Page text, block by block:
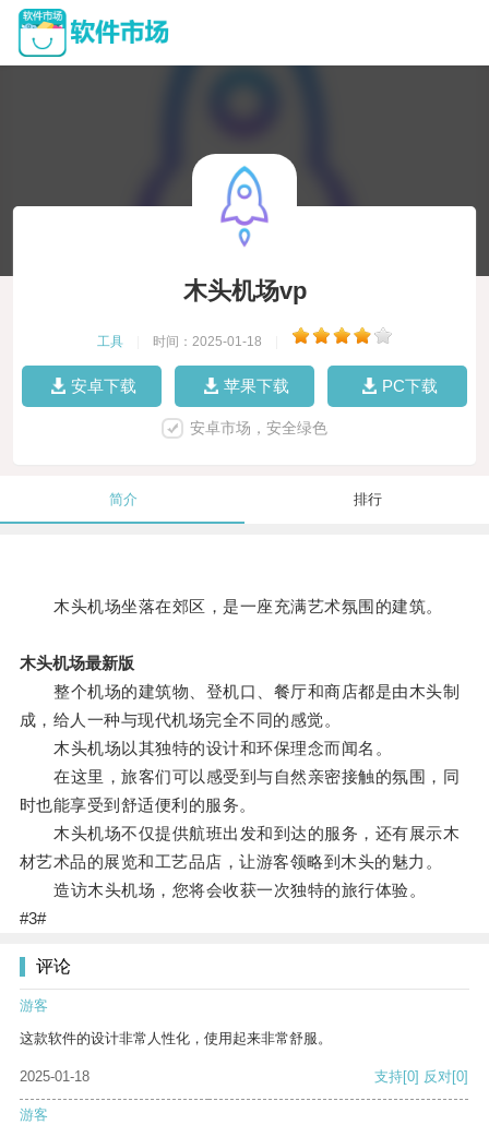
木头机场vp
工具 时间：2025-01-18
安卓下载 苹果下载 PC下载
安卓市场，安全绿色
简介 排行
木头机场坐落在郊区，是一座充满艺术氛围的建筑。
木头机场最新版
整个机场的建筑物、登机口、餐厅和商店都是由木头制
成，给人一种与现代机场完全不同的感觉。
木头机场以其独特的设计和环保理念而闻名。
在这里，旅客们可以感受到与自然亲密接触的氛围，同
时也能享受到舒适便利的服务。
木头机场不仅提供航班出发和到达的服务，还有展示木
材艺术品的展览和工艺品店，让游客领略到木头的魅力。
造访木头机场，您将会收获一次独特的旅行体验。
#3#
评论
游客
这款软件的设计非常人性化，使用起来非常舒服。
2025-01-18 支持[0] 反对[0]
游客